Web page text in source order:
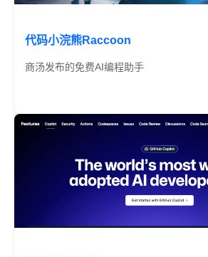
代码小浣熊Raccoon
商汤发布的免费AI编程助手